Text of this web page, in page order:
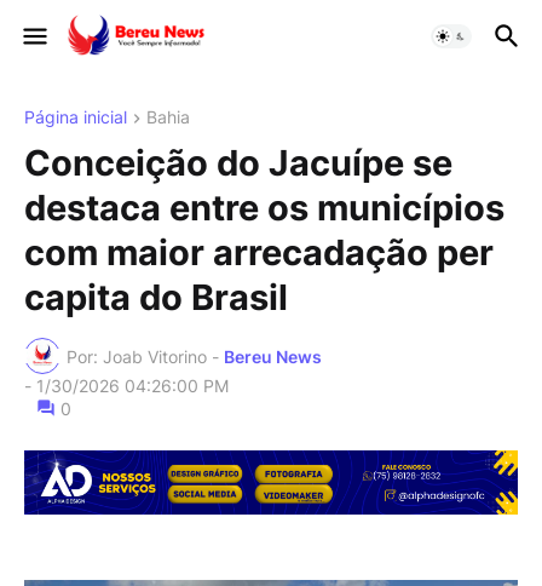
Página inicial Bahia
Conceição do Jacuípe se
destaca entre os municípios
com maior arrecadação per
capita do Brasil
Por: Joab Vitorino - Bereu News
- 1/30/2026 04:26:00 PM
0